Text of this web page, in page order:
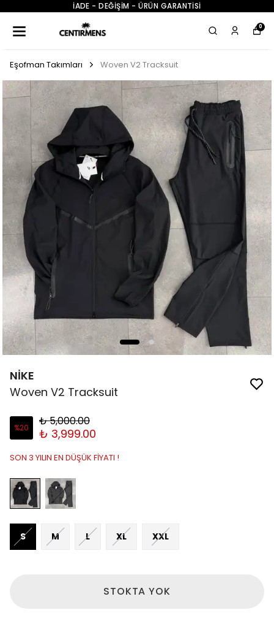
İADE - DEĞİŞİM - ÜRÜN GARANTİSİ
0
Eşofman Takımları Woven V2 Tracksuit
NİKE
Woven V2 Tracksuit
%20 ₺ 5,000.00
₺ 3,999.00
SON 3 YILIN EN DÜŞÜK FİYATI !
S M L XL XXL
STOKTA YOK